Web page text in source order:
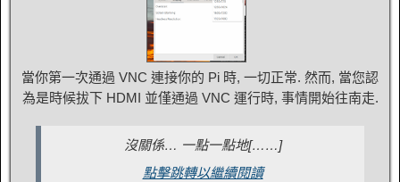
當你第一次通過 VNC 連接你的 Pi 時, 一切正常. 然而, 當您認
為是時候拔下 HDMI 並僅通過 VNC 運行時, 事情開始往南走.
沒關係… 一點一點地[……]
點擊跳轉以繼續閱讀